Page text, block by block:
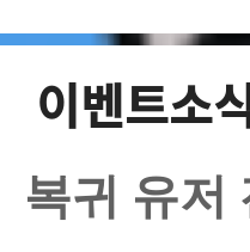
이벤트소
복귀 유저